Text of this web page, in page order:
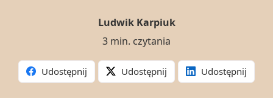
Ludwik Karpiuk
3 min. czytania
Udostępnij Udostępnij Udostępnij